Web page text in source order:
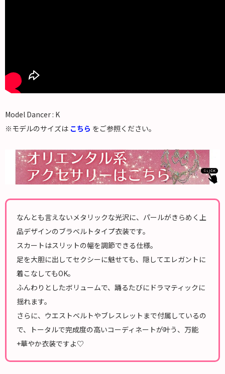
Model Dancer : K
※モデルのサイズは こちら をご参照ください。
なんとも言えないメタリックな光沢に、パールがきらめく上
品デザインのブラベルトタイプ衣装です。
スカートはスリットの幅を調節できる仕様。
足を大胆に出してセクシーに魅せても、隠してエレガントに
着こなしてもOK。
ふんわりとしたボリュームで、踊るたびにドラマティックに
揺れます。
さらに、ウエストベルトやブレスレットまで付属しているの
で、トータルで完成度の高いコーディネートが叶う、万能
+華やか衣装ですよ♡